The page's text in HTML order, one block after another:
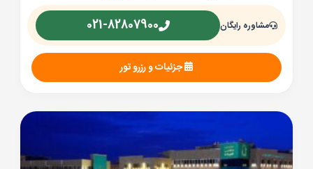
مشاوره رایگان 021-82807900
جزئیات و رزرو تور